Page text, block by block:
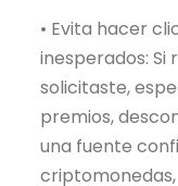
• Evita hacer
inesperados: Si
solicitaste,
premios,
una fuente